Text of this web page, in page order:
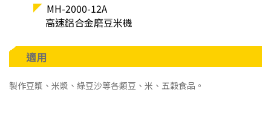
MH-2000-12A
高速鋁合金磨豆米機
適用
製作豆漿、米漿、綠豆沙等各類豆、米、五穀食品。